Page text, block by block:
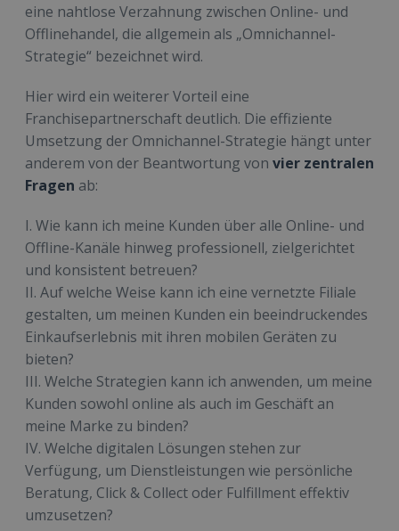
eine nahtlose Verzahnung zwischen Online- und
Offlinehandel, die allgemein als „Omnichannel-
Strategie“ bezeichnet wird.
Hier wird ein weiterer Vorteil eine
Franchisepartnerschaft deutlich. Die effiziente
Umsetzung der Omnichannel-Strategie hängt unter
anderem von der Beantwortung von vier zentralen
Fragen ab:
I. Wie kann ich meine Kunden über alle Online- und
Offline-Kanäle hinweg professionell, zielgerichtet
und konsistent betreuen?
II. Auf welche Weise kann ich eine vernetzte Filiale
gestalten, um meinen Kunden ein beeindruckendes
Einkaufserlebnis mit ihren mobilen Geräten zu
bieten?
III. Welche Strategien kann ich anwenden, um meine
Kunden sowohl online als auch im Geschäft an
meine Marke zu binden?
IV. Welche digitalen Lösungen stehen zur
Verfügung, um Dienstleistungen wie persönliche
Beratung, Click & Collect oder Fulfillment effektiv
umzusetzen?